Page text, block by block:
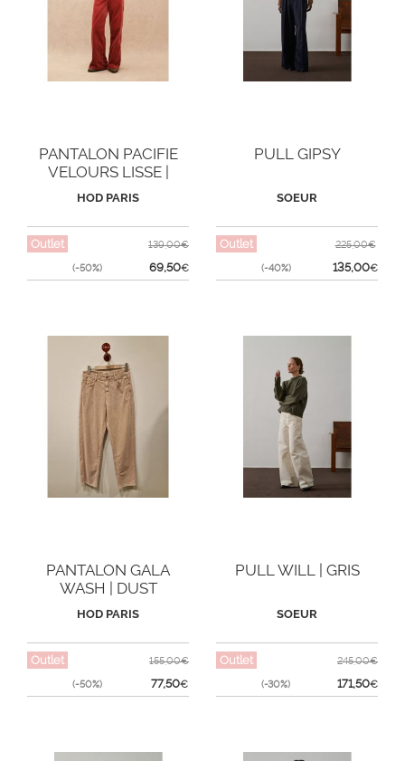
PANTALON PACIFIE
VELOURS LISSE |
BRICK
HOD PARIS
Outlet
(-50%)
139,00€
69,50€
PULL GIPSY
SOEUR
Outlet
(-40%)
225,00€
135,00€
PANTALON GALA
WASH | DUST
HOD PARIS
Outlet
(-50%)
155,00€
77,50€
PULL WILL | GRIS
SOEUR
Outlet
(-30%)
245,00€
171,50€